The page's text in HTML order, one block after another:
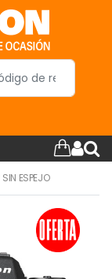
SIN ESPEJO